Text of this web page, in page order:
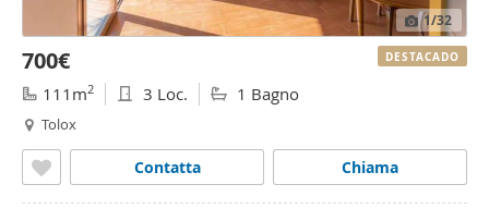
1/32
700€
111m2 3 Loc. 1 Bagno
Tolox
Chiama
Contatta
DESTACADO